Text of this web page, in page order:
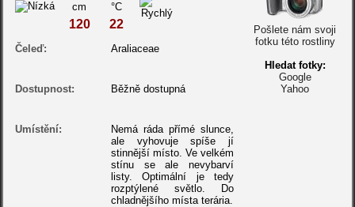
Pošlete nám svoji
fotku této rostliny
Hledat fotky:
Google
Yahoo
cm °C
120 22
Čeleď: Araliaceae
Dostupnost: Běžně dostupná
Umístění:
Nemá ráda přímé slunce,
ale vyhovuje spíše jí
stinnější místo. Ve velkém
stínu se ale nevybarví
listy. Optimální je tedy
rozptýlené světlo. Do
chladnějšího místa terária.